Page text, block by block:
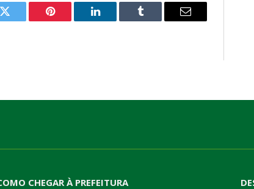
Twitter Pinterest LinkedIn Tumblr
E-
CHEGAR À PREFEITURA